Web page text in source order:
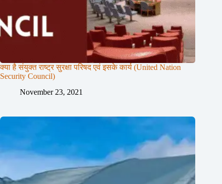
क्या है संयुक्त राष्ट्र सुरक्षा परिषद एवं इसके कार्य (United Nation
Security Council)
November 23, 2021